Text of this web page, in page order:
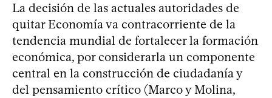
La decisión de las actuales autoridades de
quitar Economía va contracorriente de la
tendencia mundial de fortalecer la formación
económica, por considerarla un componente
central en la construcción de ciudadanía y
del pensamiento crítico (Marco y Molina,